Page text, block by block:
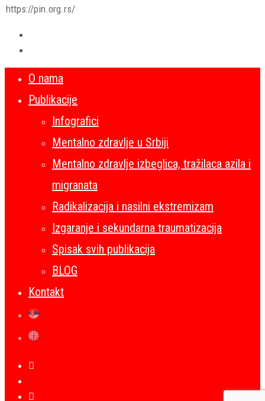
https://pin.org.rs/
O nama
Publikacije
Infografici
Mentalno zdravlje u Srbiji
Mentalno zdravlje izbeglica, tražilaca azila i
migranata
Radikalizacija i nasilni ekstremizam
Izgaranje i sekundarna traumatizacija
Spisak svih publikacija
BLOG
Kontakt